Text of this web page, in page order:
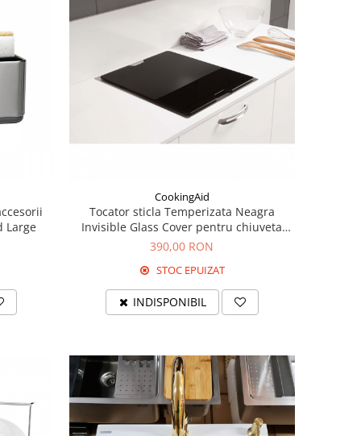
Large
CookingAid
Tocator sticla Temperizata Neagra
Invisible Glass Cover pentru chiuveta
CookingAid Invisible 40R si pentru alte
390,00 RON
STOC EPUIZAT
INDISPONIBIL